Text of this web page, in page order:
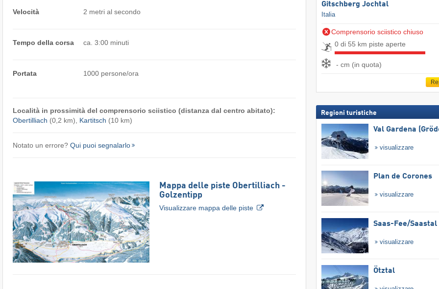
Velocità 2 metri al secondo
Tempo della corsa ca. 3:00 minuti
Portata 1000 persone/ora
Località in prossimità del comprensorio sciistico (distanza dal centro abitato):
Obertilliach (0,2 km), Kartitsch (10 km)
Notato un errore? Qui puoi segnalarlo
Mappa delle piste Obertilliach -
Golzentipp
Visualizzare mappa delle piste
Gitschberg Jochtal
Italia
Comprensorio sciistico chiuso
0 di 55 km piste aperte
- cm (in quota)
Regioni turistiche
Val Gardena
visualizzare
Plan de Corones
visualizzare
Saas-Fee/​Saastal
visualizzare
Ötztal